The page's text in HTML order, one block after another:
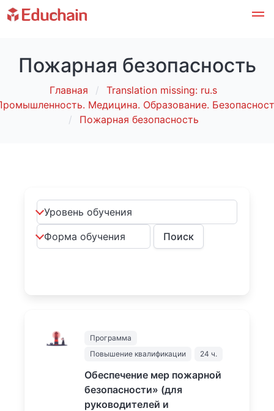
Пожарная безопасность
Главная
Translation missing: ru.s
Медицина. Образование.
Пожарная безопасность
Программа
Повышение квалификации
24 ч.
Обеспечение мер пожарной
безопасности» (для
руководителей и